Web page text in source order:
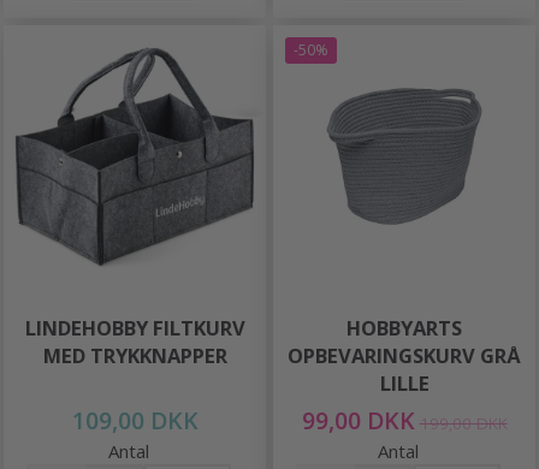
LINDEHOBBY FILTKURV
MED TRYKKNAPPER
109,00 DKK
Antal
-50%
HOBBYARTS
OPBEVARINGSKURV GRÅ
LILLE
99,00 DKK 199,00 DKK
Antal